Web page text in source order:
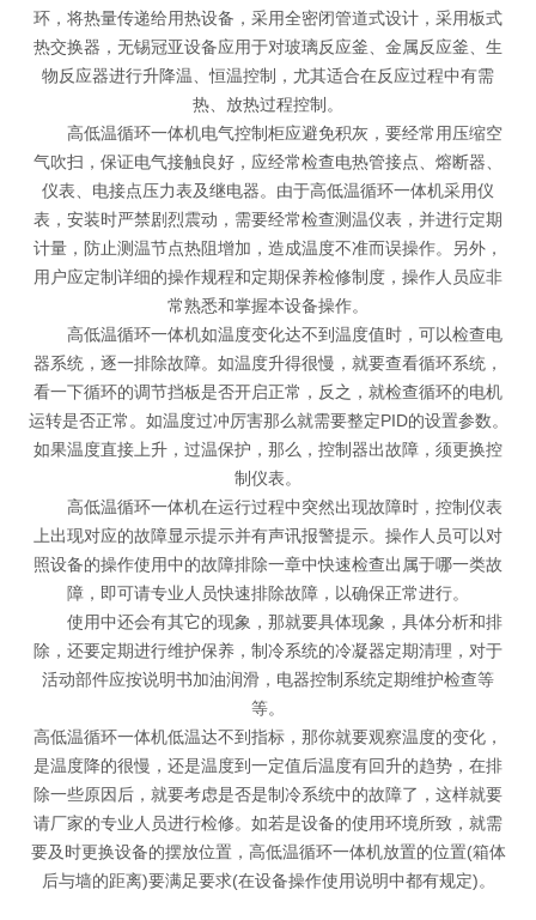
环，将热量传递给用热设备，采用全密闭管道式设计，采用板式
热交换器，无锡冠亚设备应用于对玻璃反应釜、金属反应釜、生
物反应器进行升降温、恒温控制，尤其适合在反应过程中有需
热、放热过程控制。
高低温循环一体机电气控制柜应避免积灰，要经常用压缩空
气吹扫，保证电气接触良好，应经常检查电热管接点、熔断器、
仪表、电接点压力表及继电器。由于高低温循环一体机采用仪
表，安装时严禁剧烈震动，需要经常检查测温仪表，并进行定期
计量，防止测温节点热阻增加，造成温度不准而误操作。另外，
用户应定制详细的操作规程和定期保养检修制度，操作人员应非
常熟悉和掌握本设备操作。
高低温循环一体机如温度变化达不到温度值时，可以检查电
器系统，逐一排除故障。如温度升得很慢，就要查看循环系统，
看一下循环的调节挡板是否开启正常，反之，就检查循环的电机
运转是否正常。如温度过冲厉害那么就需要整定PID的设置参数。
如果温度直接上升，过温保护，那么，控制器出故障，须更换控
制仪表。
高低温循环一体机在运行过程中突然出现故障时，控制仪表
上出现对应的故障显示提示并有声讯报警提示。操作人员可以对
照设备的操作使用中的故障排除一章中快速检查出属于哪一类故
障，即可请专业人员快速排除故障，以确保正常进行。
使用中还会有其它的现象，那就要具体现象，具体分析和排
除，还要定期进行维护保养，制冷系统的冷凝器定期清理，对于
活动部件应按说明书加油润滑，电器控制系统定期维护检查等
等。
高低温循环一体机低温达不到指标，那你就要观察温度的变化，
是温度降的很慢，还是温度到一定值后温度有回升的趋势，在排
除一些原因后，就要考虑是否是制冷系统中的故障了，这样就要
请厂家的专业人员进行检修。如若是设备的使用环境所致，就需
要及时更换设备的摆放位置，高低温循环一体机放置的位置(箱体
后与墙的距离)要满足要求(在设备操作使用说明中都有规定)。